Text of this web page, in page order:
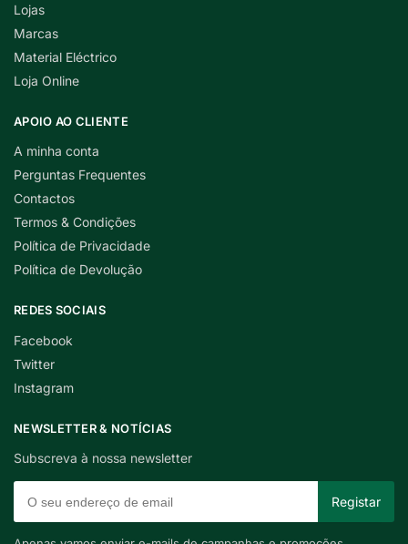
Lojas
Marcas
Material Eléctrico
Loja Online
APOIO AO CLIENTE
A minha conta
Perguntas Frequentes
Contactos
Termos & Condições
Política de Privacidade
Política de Devolução
REDES SOCIAIS
Facebook
Twitter
Instagram
NEWSLETTER & NOTÍCIAS
Subscreva à nossa newsletter